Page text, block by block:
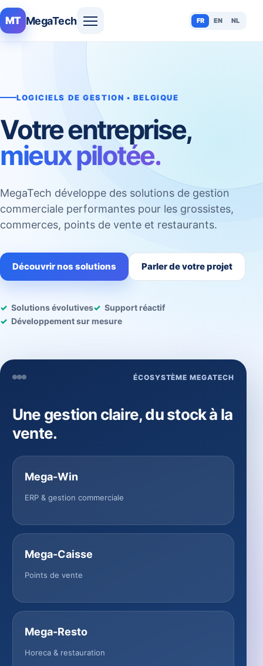
MT MegaTech FR EN NL
LOGICIELS DE GESTION • BELGIQUE
Votre entreprise,
mieux pilotée.
MegaTech développe des solutions de gestion
commerciale performantes pour les grossistes,
commerces, points de vente et restaurants.
Découvrir nos solutions Parler de votre projet
Solutions évolutives
Support réactif
Développement sur mesure
ÉCOSYSTÈME MEGATECH
Une gestion claire, du stock à la
vente.
Mega-Win
ERP & gestion commerciale
Mega-Caisse
Points de vente
Mega-Resto
Horeca & restauration